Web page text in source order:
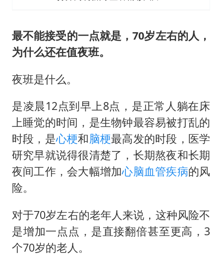
最不能接受的一点就是，70岁左右的人，
为什么还在值夜班。
夜班是什么。
是凌晨12点到早上8点，是正常人躺在床
上睡觉的时间，是生物钟最容易被打乱的
时段，是心梗和脑梗最高发的时段，医学
研究早就说得很清楚了，长期熬夜和长期
夜间工作，会大幅增加心脑血管疾病的风
险。
对于70岁左右的老年人来说，这种风险不
是增加一点点，是直接翻倍甚至更高，3
个70岁的老人。